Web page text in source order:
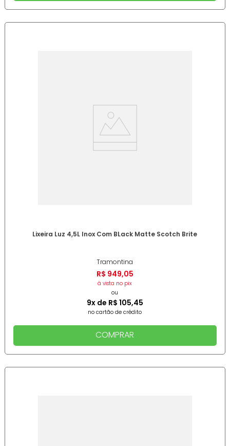
Lixeira Luz 4,5L Inox Com BLack Matte Scotch Brite
Tramontina
R$ 949,05
à vista no pix
ou
9x de R$ 105,45
no cartão de crédito
COMPRAR